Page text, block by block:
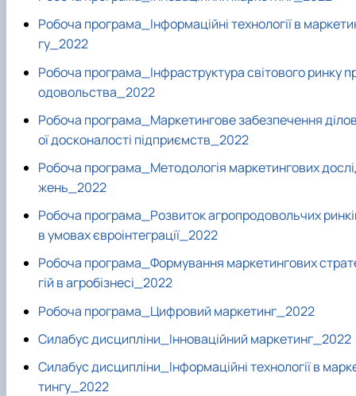
Робоча програма_Інформаційні технології в
гу_2022
Робоча програма_Інфраструктура світового ринку
одовольства_2022
Робоча програма_Маркетингове забезпечення
ої досконалості підприємств_2022
Робоча програма_Методологія маркетингових
жень_2022
Робоча програма_Розвиток агропродовольчих
в умовах євроінтеграції_2022
Робоча програма_Формування маркетингових
гій в агробізнесі_2022
Робоча програма_Цифровий маркетинг_2022
Силабус дисципліни_Інноваційний маркетинг_2022
Силабус дисципліни_Інформаційні технології в
тингу_2022